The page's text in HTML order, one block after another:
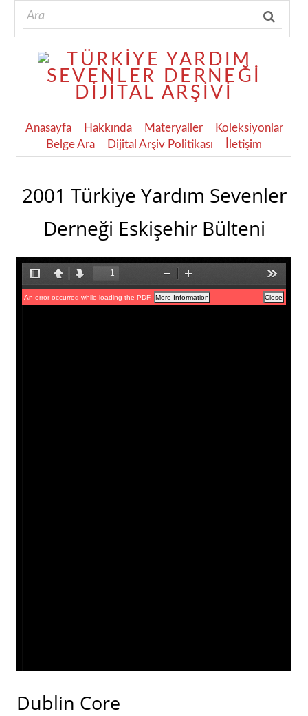
Anasayfa Hakkında Materyaller
Koleksiyonlar
Belge Ara
Dijital Arşiv Politikası İletişim
2001 Türkiye Yardım Sevenler
Derneği Eskişehir Bülteni
Dublin Core